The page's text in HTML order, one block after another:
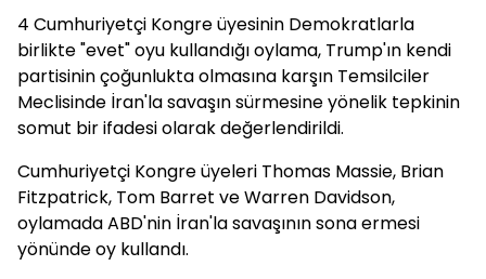
4 Cumhuriyetçi Kongre üyesinin Demokratlarla
birlikte "evet" oyu kullandığı oylama, Trump'ın kendi
partisinin çoğunlukta olmasına karşın Temsilciler
Meclisinde İran'la savaşın sürmesine yönelik tepkinin
somut bir ifadesi olarak değerlendirildi.
Cumhuriyetçi Kongre üyeleri Thomas Massie, Brian
Fitzpatrick, Tom Barret ve Warren Davidson,
oylamada ABD'nin İran'la savaşının sona ermesi
yönünde oy kullandı.